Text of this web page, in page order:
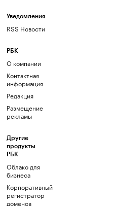
Уведомления
RSS Новости
РБК
О компании
Контактная
информация
Редакция
Размещение
рекламы
Другие
продукты
РБК
Облако для
бизнеса
Корпоративный
регистратор
доменов